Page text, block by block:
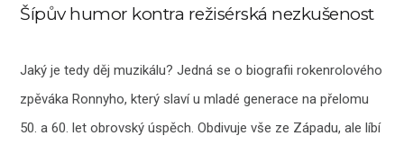
Šípův humor kontra režisérská nezkušenost
Jaký je tedy děj muzikálu? Jedná se o biografii rokenrolového
zpěváka Ronnyho, který slaví u mladé generace na přelomu
50. a 60. let obrovský úspěch. Obdivuje vše ze Západu, ale líbí